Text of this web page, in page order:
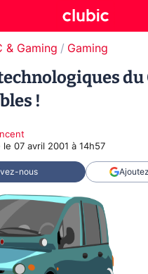
& Gaming Gaming
du
!
le 07 avril 2001 à 14h57
nous